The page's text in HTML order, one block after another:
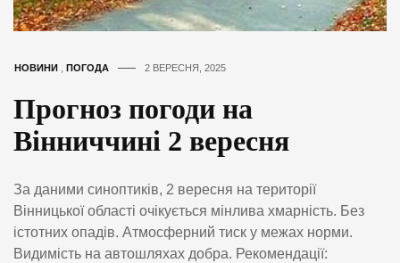
НОВИНИ , ПОГОДА 2 ВЕРЕСНЯ, 2025
Прогноз погоди на
Вінниччині 2 вересня
За даними синоптиків, 2 вересня на території
Вінницької області очікується мінлива хмарність. Без
істотних опадів. Атмосферний тиск у межах норми.
Видимість на автошляхах добра. Рекомендації: